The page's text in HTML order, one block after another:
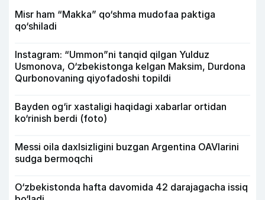
Misr ham “Makka” qo‘shma mudofaa paktiga
qo‘shiladi
Instagram: “Ummon”ni tanqid qilgan Yulduz
Usmonova, O‘zbekistonga kelgan Maksim, Durdona
Qurbonovaning qiyofadoshi topildi
Bayden og‘ir xastaligi haqidagi xabarlar ortidan
ko‘rinish berdi (foto)
Messi oila daxlsizligini buzgan Argentina OAVlarini
sudga bermoqchi
O‘zbekistonda hafta davomida 42 darajagacha issiq